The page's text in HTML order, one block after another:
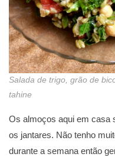
Salada de trigo, grão de
tahine
Os almoços aqui em casa
os jantares. Não tenho
durante a semana então